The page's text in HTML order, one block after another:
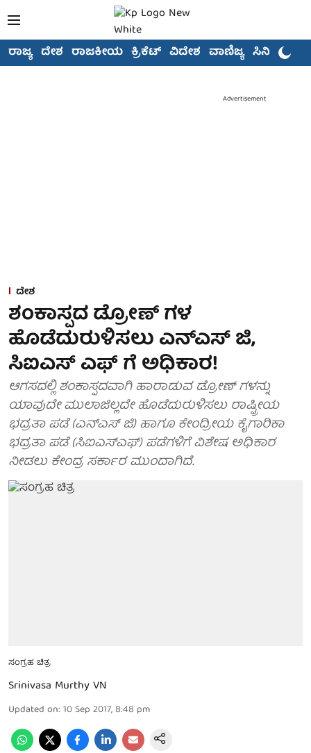
ರಾಜ್ಯ ದೇಶ ರಾಜಕೀಯ ಕ್ರಿಕೆಟ್ ವಿದೇಶ ವಾಣಿಜ್ಯ ಸಿನಿಮಾ
Advertisement
ದೇಶ
ಶಂಕಾಸ್ಪದ ಡ್ರೋಣ್ ಗಳ
ಹೊಡೆದುರುಳಿಸಲು ಎನ್ಎಸ್ ಜಿ,
ಸಿಐಎಸ್ ಎಫ್ ಗೆ ಅಧಿಕಾರ!
ಆಗಸದಲ್ಲಿ ಶಂಕಾಸ್ಪದವಾಗಿ ಹಾರಾಡುವ ಡ್ರೋಣ್ ಗಳನ್ನು
ಯಾವುದೇ ಮುಲಾಜಿಲ್ಲದೇ ಹೊಡೆದುರುಳಿಸಲು ರಾಷ್ಟ್ರೀಯ
ಭದ್ರತಾ ಪಡೆ (ಎನ್ಎಸ್ ಜಿ) ಹಾಗೂ ಕೇಂದ್ರೀಯ ಕೈಗಾರಿಕಾ
ಭದ್ರತಾ ಪಡೆ (ಸಿಐಎಸ್ಎಫ್) ಪಡೆಗಳಿಗೆ ವಿಶೇಷ ಅಧಿಕಾರ
ನೀಡಲು ಕೇಂದ್ರ ಸರ್ಕಾರ ಮುಂದಾಗಿದೆ.
ಸಂಗ್ರಹ ಚಿತ್ರ
Srinivasa Murthy VN
Updated on: 10 Sep 2017, 8:48 pm